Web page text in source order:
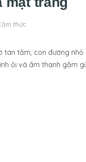
thức
tan tầm, con đường nhỏ
ỏi và âm thanh gầm